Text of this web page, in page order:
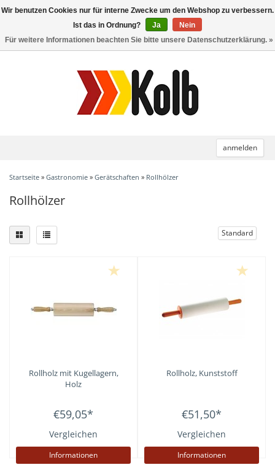
anmelden
Toggle
Startseite » Gastronomie » Gerätschaften » Rollhölzer
Rollhölzer
Standard
Rollholz mit Kugellagern,
Holz
€59,05*
Vergleichen
Informationen
Rollholz, Kunststoff
€51,50*
Vergleichen
Informationen
Wir benutzen Cookies nur für interne Zwecke um den Webshop zu verbessern.
Ist das in Ordnung?
Ja
Nein
Für weitere Informationen beachten Sie bitte unsere Datenschutzerklärung. »